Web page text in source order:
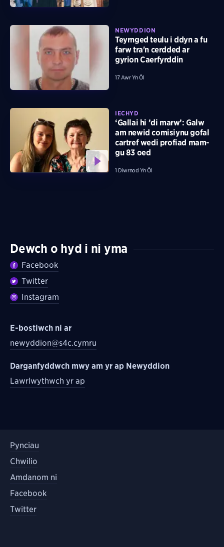
NEWYDDION
Teyrnged teulu i ddyn a fu
farw tra'n cerdded ar
gyrion Caerfyrddin
17 Awr Yn Ôl
IECHYD
‘Gallai hi ’di marw’: Galw
am newid comisiynu gofal
cartref wedi profiad mam-
gu 83 oed
1 Diwrnod Yn Ôl
Dewch o hyd i ni yma
Facebook
Twitter
Instagram
E-bostiwch ni ar
newyddion@s4c.cymru
Darganfyddwch mwy am yr ap Newyddion
Lawrlwythwch yr ap
Pynciau
Chwilio
Amdanom ni
Facebook
Twitter